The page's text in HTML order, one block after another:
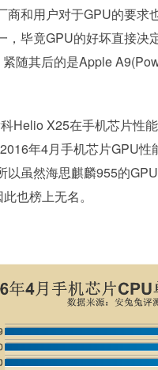
和用户对于GPU的要求
，毕竟GPU的好坏直接
随其后的是Apple
X25在手机芯片性
年4月手机芯片GPU
以虽然海思麒麟955的
也榜上无名。